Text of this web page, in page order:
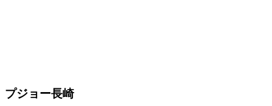
プジョー長崎